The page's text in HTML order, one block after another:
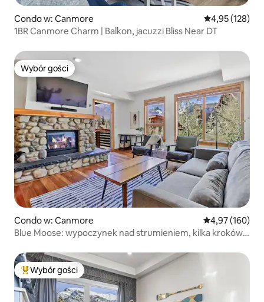
Condo w: Canmore Średnia
4,95 (128)
1BR Canmore Charm | Balkon, jacuzzi Bliss Near DT
Wybór gości
Wybór gości
Condo w: Canmore Średnia
4,97 (160)
Blue Moose: wypoczynek nad strumieniem, kilka kroków
Najpopularniejsze z kategorii Wybór gości
Wybór gości